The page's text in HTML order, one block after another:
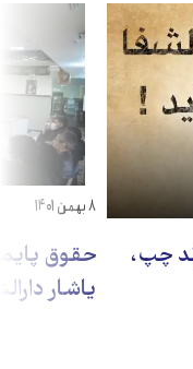
چپ،
حقوق
یاشار
۸ بهمن ۱۴۰۱